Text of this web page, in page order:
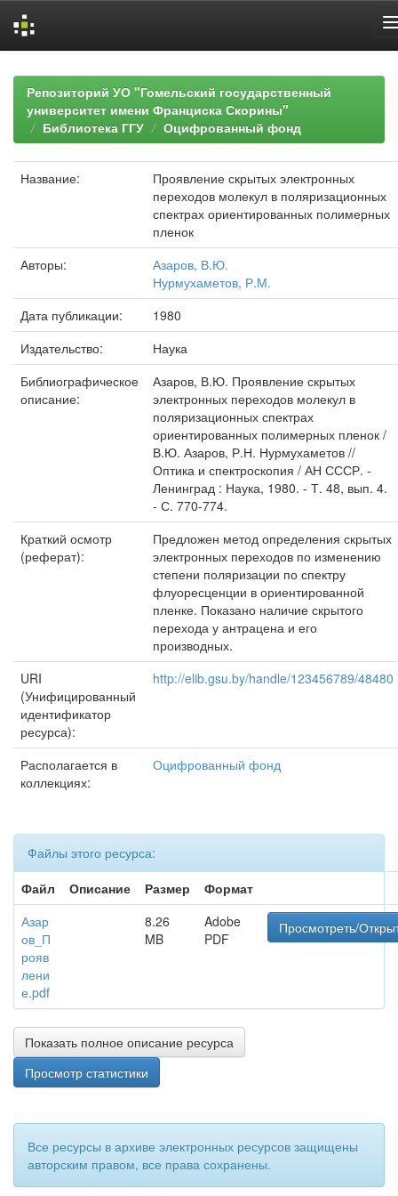
navigationРепозиторий УО "Гомельский государственный
университет имени Франциска Скорины"
Библиотека ГГУ
Оцифрованный фонд
Название:
Проявление скрытых электронных
переходов молекул в поляризационных
спектрах ориентированных полимерных
пленок
Авторы:
Азаров, В.Ю.
Нурмухаметов, Р.М.
Дата публикации:
1980
Издательство:
Наука
Библиографическое
описание:
Азаров, В.Ю. Проявление скрытых
электронных переходов молекул в
поляризационных спектрах
ориентированных полимерных пленок /
В.Ю. Азаров, Р.Н. Нурмухаметов //
Оптика и спектроскопия / АН СССР. -
Ленинград : Наука, 1980. - Т. 48, вып. 4.
- С. 770-774.
Краткий осмотр
(реферат):
Предложен метод определения скрытых
электронных переходов по изменению
степени поляризации по спектру
флуоресценции в ориентированной
пленке. Показано наличие скрытого
перехода у антрацена и его
производных.
URI
(Унифицированный
идентификатор
ресурса):
http://elib.gsu.by/handle/123456789/48480
Располагается в
коллекциях:
Оцифрованный фонд
Файлы этого ресурса:
Файл
Описание Размер
Формат
Азар
ов_П
рояв
лени
е.pdf
8.26
MB
Adobe
PDF
Просмотреть/
Показать полное описание ресурса
Просмотр статистики
Все ресурсы в архиве электронных ресурсов защищены
авторским правом, все права сохранены.